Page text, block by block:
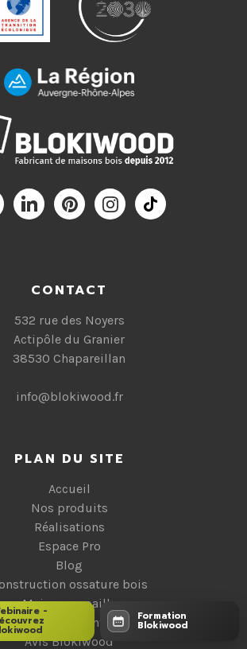
- Formation
Blokiwood
CONTACT
532 rue des Noyers
Actipôle du Granier
38530 Chapareillan
info@blokiwood.fr
PLAN DU SITE
Accueil
Nos produits
Réalisations
Espace Pro
Blog
ossature bois
Maison en paille
Départements
Avis Blokiwood